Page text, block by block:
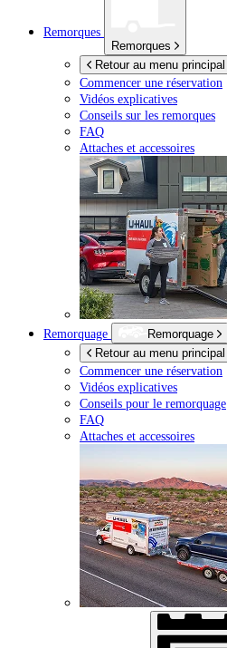
Remorques
Remorques
Retour au menu principal
Commencer une réservation
Vidéos explicatives
Conseils sur les remorques
FAQ
Attaches et accessoires
Remorquage
Remorquage
Retour au menu principal
Commencer une réservation
Vidéos explicatives
Conseils pour le remorquage
FAQ
Attaches et accessoires